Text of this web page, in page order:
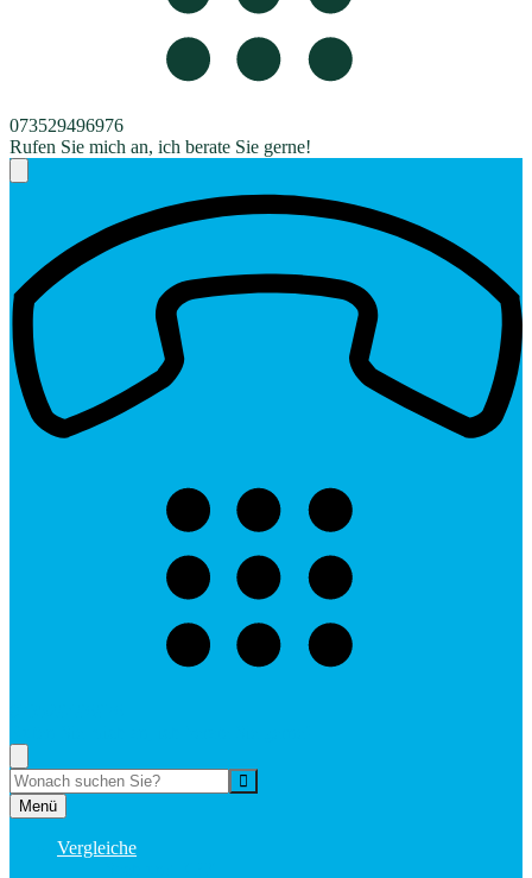
073529496976
Rufen Sie mich an, ich berate Sie gerne!
Menü
Vergleiche